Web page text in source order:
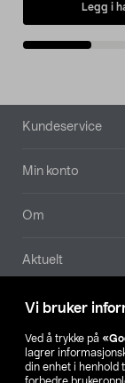
Vi bruker
Ved å trykke på
lagrer
din enhet i henhold
Legg i
Bunntekst
Kundeservice
Min konto
Om
Aktuelt
Våre selskaper